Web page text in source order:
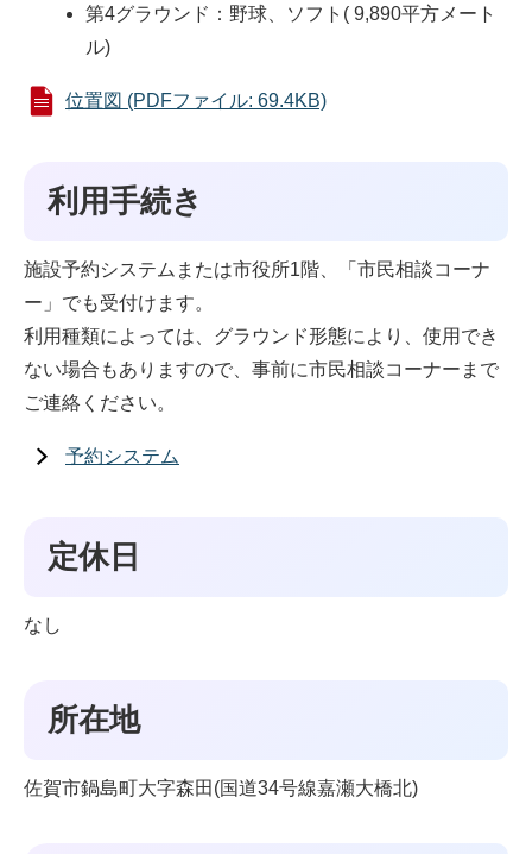
第4グラウンド：野球、ソフト( 9,890平方メート
ル)
位置図 (PDFファイル: 69.4KB)
利用手続き
施設予約システムまたは市役所1階、「市民相談コーナ
ー」でも受付けます。
利用種類によっては、グラウンド形態により、使用でき
ない場合もありますので、事前に市民相談コーナーまで
ご連絡ください。
予約システム
定休日
なし
所在地
佐賀市鍋島町大字森田(国道34号線嘉瀬大橋北)